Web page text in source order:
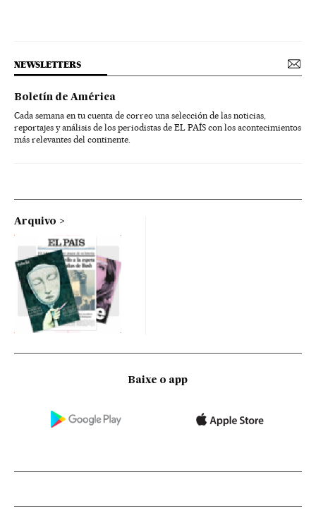
NEWSLETTERS
Boletín de América
Cada semana en tu cuenta de correo una selección de las noticias,
reportajes y análisis de los periodistas de EL PAÍS con los acontecimientos
más relevantes del continente.
Arquivo
Baixe o app